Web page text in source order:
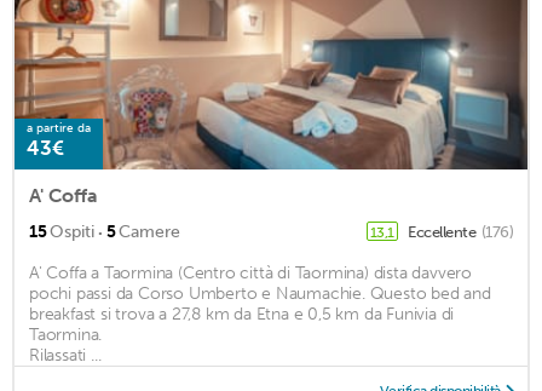
a partire da
43€
A' Coffa
15Ospiti · 5Camere 13,1 Eccellente (176)
A' Coffa a Taormina (Centro città di Taormina) dista davvero
pochi passi da Corso Umberto e Naumachie. Questo bed and
breakfast si trova a 27,8 km da Etna e 0,5 km da Funivia di
Taormina.
Rilassati ...